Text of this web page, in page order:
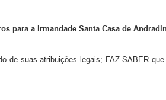
para a Irmandade Santa Casa de
de suas atribuições legais; FAZ SABER